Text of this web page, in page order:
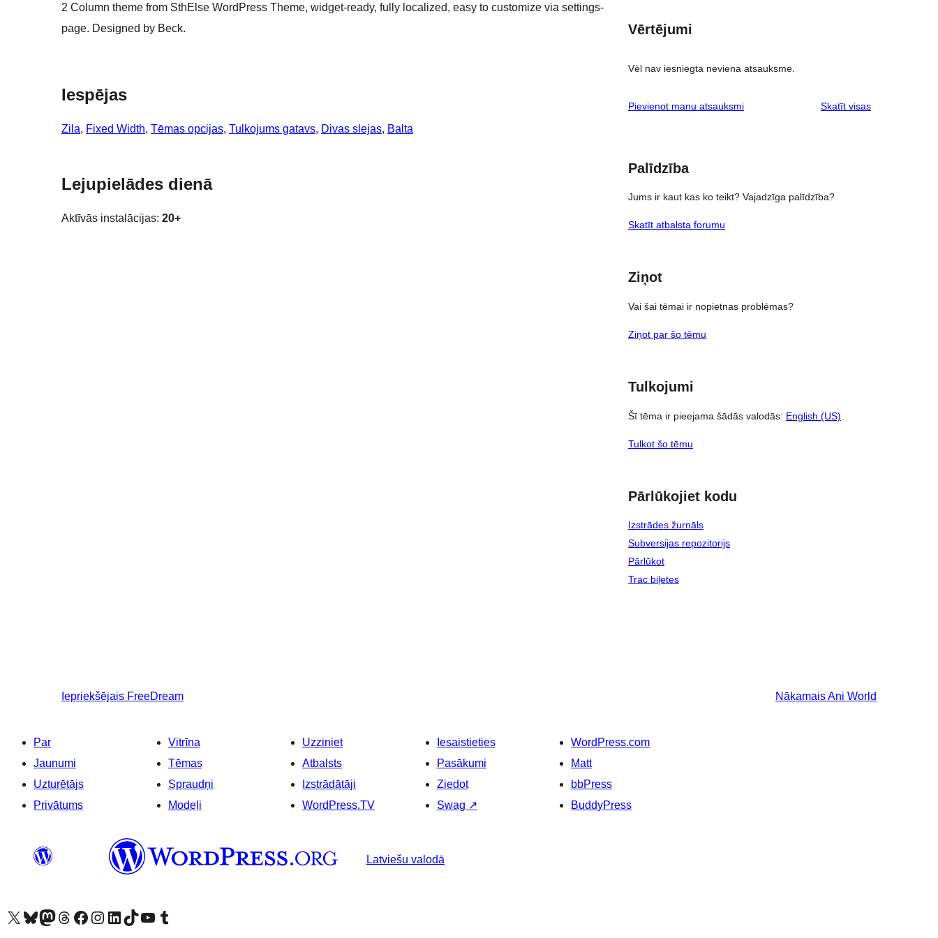
2 Column theme from SthElse WordPress Theme, widget-ready, fully localized, easy to customize via settings-
page. Designed by Beck.
Iespējas
Zila, Fixed Width, Tēmas opcijas, Tulkojums gatavs, Divas slejas, Balta
Lejupielādes dienā
Aktīvās instalācijas: 20+
Vērtējumi
Vēl nav iesniegta neviena atsauksme.
Pievienot manu atsauksmi Skatīt visasatsauksmes
Palīdzība
Jums ir kaut kas ko teikt? Vajadzīga palīdzība?
Skatīt atbalsta forumu
Ziņot
Vai šai tēmai ir nopietnas problēmas?
Ziņot par šo tēmu
Tulkojumi
Šī tēma ir pieejama šādās valodās: English (US)
Tulkot šo tēmu
Pārlūkojiet kodu
Izstrādes žurnāls
Subversijas repozitorijs
Pārlūkot
Trac biļetes
Iepriekšējais FreeDream NākamaisAni World
Par
Jaunumi
Uzturētājs
Privātums
Vitrīna
Tēmas
Spraudņi
Modeļi
Uzziniet
Atbalsts
Izstrādātāji
WordPress.TV
Iesaistieties
Pasākumi
Ziedot
Swag ↗
WordPress.com
Matt
bbPress
BuddyPress
Latviešu valodā
Apmeklējiet mūsu X (agrāk Twitter) kontu
Apmeklējiet mūsu Bluesky kontu
Apmeklējiet mūsu Mastodon kontu
Apmeklējiet mūsu Threads kontu
Apmeklējiet mūsu Facebook lapuApmeklējiet mūsu Instagram kontu
Apmeklējiet mūsu LinkedIn kontu
Apmeklējiet mūsu TikTok kontu
Apmeklējiet mūsu YouTube kanālu
Apmeklējiet mūsu Tumblr kontu